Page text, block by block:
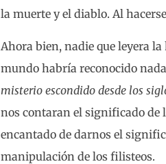
la muerte y el diablo. Al
Ahora bien, nadie que leyera
mundo habría reconocido
misterio escondido desde los
nos contaran el significado de
encantado de darnos el
manipulación de los filisteos.